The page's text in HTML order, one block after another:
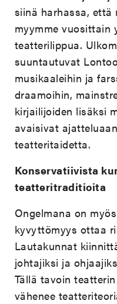
siinä harhassa, että
myymme vuosittain
teatterilippua.
suuntautuvat
musikaaleihin ja
draamoihin,
kirjailijoiden lisäksi
avaisivat
teatteritaidetta.
Konservatiivista
teatteritraditioita
Ongelmana on
kyvyttömyys ottaa
Lautakunnat
johtajiksi ja
Tällä tavoin
vähenee